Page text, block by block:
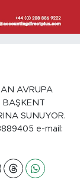
AVRUPA
BAŞKENT
SUNUYOR.
e-mail: